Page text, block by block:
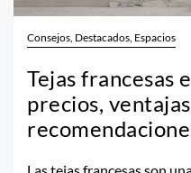
Consejos, Destacados, Espacios
Tejas francesas
precios,